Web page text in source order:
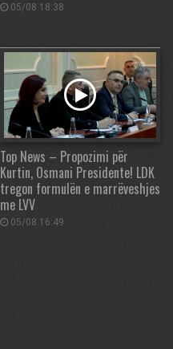
05/08 18:38
Top News – Propozimi për
Kurtin, Osmani Presidente! LDK
tregon formulën e marrëveshjes
me LVV
05/08 16:49